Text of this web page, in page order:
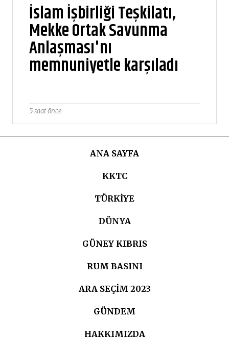
İslam İşbirliği Teşkilatı,
Mekke Ortak Savunma
Anlaşması'nı
memnuniyetle karşıladı
5 saat önce
ANA SAYFA
KKTC
TÜRKIYE
DÜNYA
GÜNEY KIBRIS
RUM BASINI
ARA SEÇIM 2023
GÜNDEM
HAKKIMIZDA